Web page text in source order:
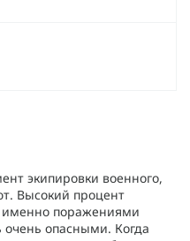
экипировки военного,
Высокий процент
поражениями
очень опасными. Когда